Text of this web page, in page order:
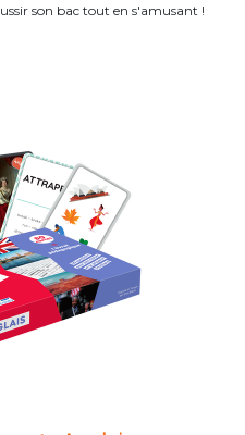
son bac tout en s'amusant !